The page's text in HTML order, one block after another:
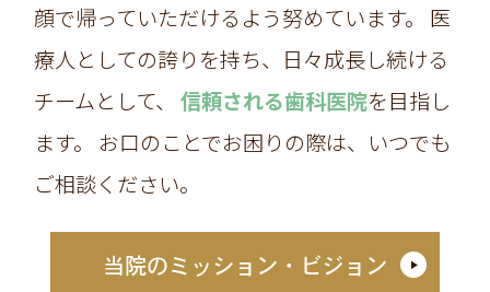
顔で帰っていただけるよう努めています。
医
療人としての誇りを持ち、日々成長し続ける
チームとして、
信頼される歯科医院を目指し
ます。
お口のことでお困りの際は、いつでも
ご相談ください。
当院のミッション・ビジョン